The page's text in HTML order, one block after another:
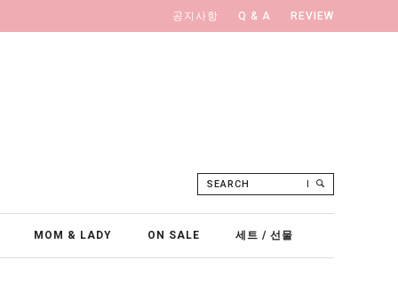
공지사항 Q & A REVIEW
SEARCH
MOM & LADY ON SALE 세트 / 선물